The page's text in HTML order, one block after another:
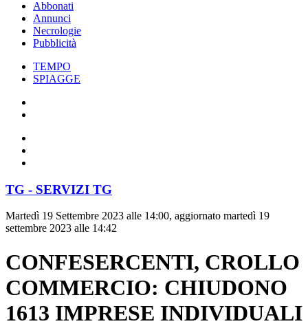
Abbonati
Annunci
Necrologie
Pubblicità
TEMPO
SPIAGGE
TG - SERVIZI TG
Martedì 19 Settembre 2023 alle 14:00, aggiornato martedì 19
settembre 2023 alle 14:42
CONFESERCENTI, CROLLO
COMMERCIO: CHIUDONO
1613 IMPRESE INDIVIDUALI